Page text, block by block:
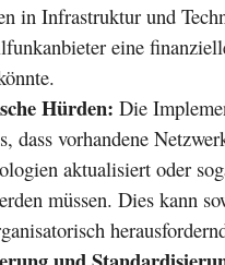
in Infrastruktur und
eine
Hürden: Die
dass vorhandene
aktualisiert oder
müssen. Dies kann